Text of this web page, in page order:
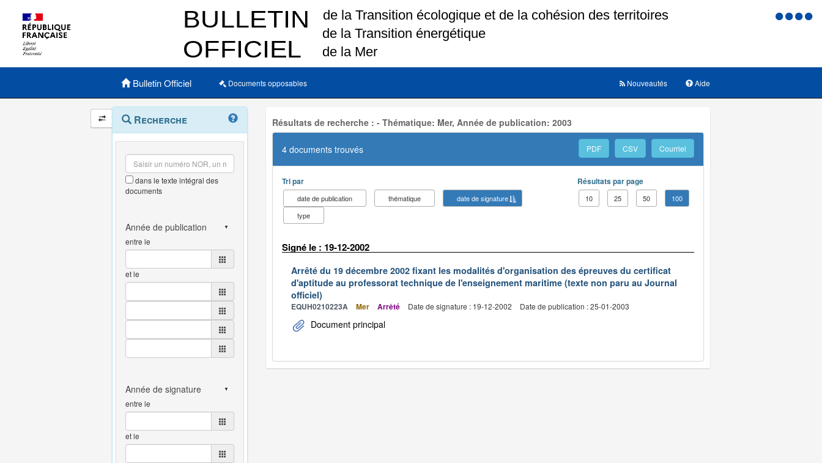
Menu
Menu principal
Bulletin Officiel Documents opposables Aide
Nouveautés
Navigation
et
outils
annexes
Menu
contextuel
Recherche
dans le texte intégral des
documents
entre le
et le
entre le
et le
Résultats de recherche : - Thématique: Mer, Année de publication: 2003
4 documents trouvés PDF CSV Courriel
Tri par
date de publication thématique
date de signature
type
Résultats par page
10 25 50 100
Signé le : 19-12-2002
Arrêté du 19 décembre 2002 fixant les modalités d'organisation des épreuves du certificat
d'aptitude au professorat technique de l'enseignement maritime (texte non paru au Journal
officiel)
EQUH0210223A Mer Arrêté Date de signature : 19-12-2002 Date de publication : 25-01-2003
Document principal